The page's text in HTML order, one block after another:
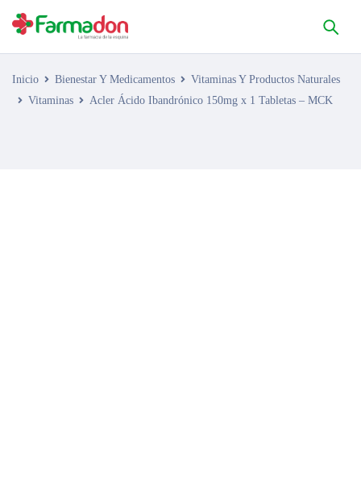
Inicio Bienestar Y Medicamentos
Vitaminas Y Productos Naturales
Vitaminas
Acler Ácido Ibandrónico 150mg x 1 Tabletas – MCK